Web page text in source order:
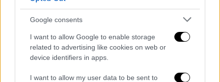
Google consents
I want to allow Google to enable storage
related to advertising like cookies on web or
device identifiers in apps.
I want to allow my user data to be sent to